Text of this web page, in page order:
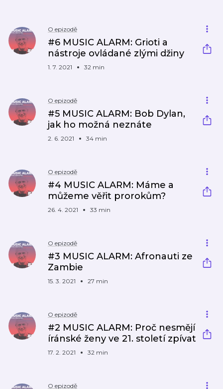
O epizodě
#6 MUSIC ALARM: Grioti a
nástroje ovládané zlými džiny
1. 7. 2021 32 min
O epizodě
#5 MUSIC ALARM: Bob Dylan,
jak ho možná neznáte
2. 6. 2021 34 min
O epizodě
#4 MUSIC ALARM: Máme a
můžeme věřit prorokům?
26. 4. 2021 33 min
O epizodě
#3 MUSIC ALARM: Afronauti ze
Zambie
15. 3. 2021 27 min
O epizodě
#2 MUSIC ALARM: Proč nesmějí
íránské ženy ve 21. století zpívat
17. 2. 2021 32 min
O epizodě